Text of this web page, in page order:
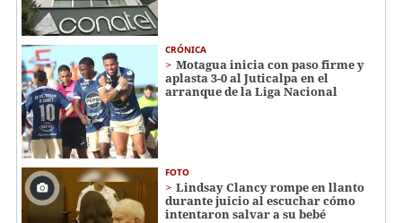
CRÓNICA
Motagua inicia con paso firme y
aplasta 3-0 al Juticalpa en el
arranque de la Liga Nacional
FOTO
Lindsay Clancy rompe en llanto
durante juicio al escuchar cómo
intentaron salvar a su bebé